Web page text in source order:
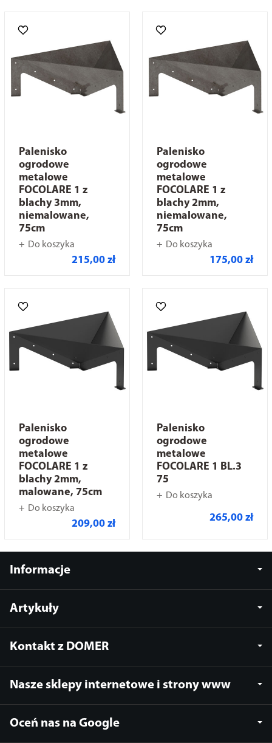
Palenisko
ogrodowe
metalowe
FOCOLARE 1 z
blachy 3mm,
niemalowane,
75cm
Do koszyka
215,00 zł
Palenisko
ogrodowe
metalowe
FOCOLARE 1 z
blachy 2mm,
niemalowane,
75cm
Do koszyka
175,00 zł
Palenisko
ogrodowe
metalowe
FOCOLARE 1 z
blachy 2mm,
malowane, 75cm
Do koszyka
209,00 zł
Palenisko
ogrodowe
metalowe
FOCOLARE 1 BL.3
75
Do koszyka
265,00 zł
Informacje
Artykuły
Kontakt z DOMER
Nasze sklepy internetowe i strony www
Oceń nas na Google